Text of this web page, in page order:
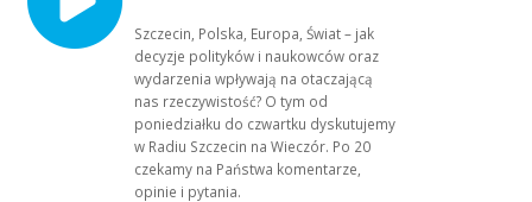
Szczecin, Polska, Europa, Świat – jak
decyzje polityków i naukowców oraz
wydarzenia wpływają na otaczającą
nas rzeczywistość? O tym od
poniedziałku do czwartku dyskutujemy
w Radiu Szczecin na Wieczór. Po 20
czekamy na Państwa komentarze,
opinie i pytania.